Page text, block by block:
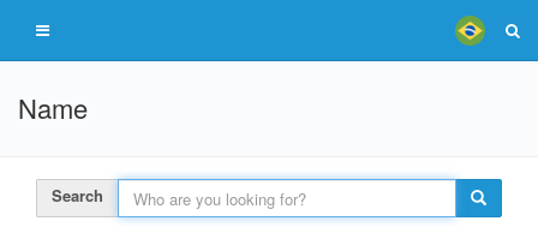
Name
Search